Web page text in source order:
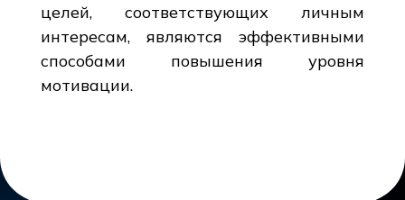
целей, соответствующих личным
интересам, являются эффективными
способами повышения уровня
мотивации.